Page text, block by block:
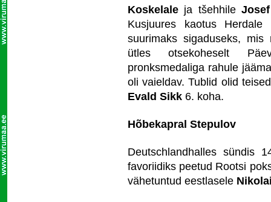
Koskelale ja tšehhile
Kusjuures kaotus
suurimaks sigaduseks, mis
ütles otsekoheselt
pronksmedaliga rahule
oli vaieldav. Tublid olid
Evald Sikk 6. koha.
Hõbekapral Stepulov
Deutschlandhalles sündis
favoriidiks peetud Rootsi
vähetuntud eestlasele